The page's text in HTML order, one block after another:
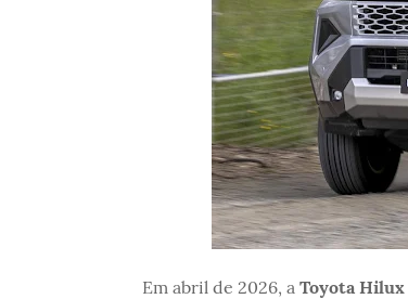
Em abril de 2026, a Toyota Hilux